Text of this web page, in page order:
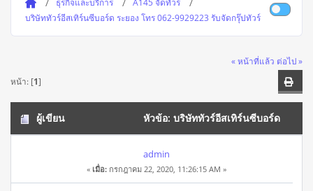
บริษัททัวร์อีสเทิร์นซีบอร์ด ระยอง โทร 062-9929223 รับจัดกรุ๊ปทัวร์
« หน้าที่แล้ว ต่อไป »
หน้า: [1]
ผู้เขียน หัวข้อ: บริษัททัวร์อีสเทิร์นซีบอร์ด
ระยอง โทร 062-9929223 รับจัดกรุ๊ปทัวร์ (อ่าน 20147 ครั้ง)
admin
« เมื่อ: กรกฎาคม 22, 2020, 11:26:15 AM »